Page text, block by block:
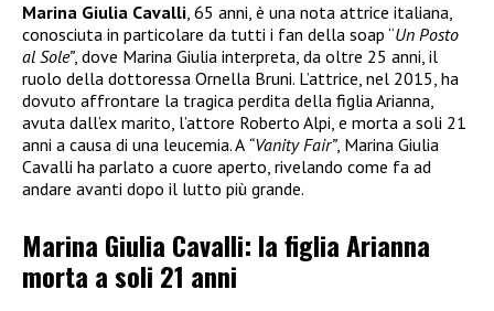
Marina Giulia Cavalli, 65 anni, è una nota attrice italiana,
conosciuta in particolare da tutti i fan della soap “Un Posto
al Sole”, dove Marina Giulia interpreta, da oltre 25 anni, il
ruolo della dottoressa Ornella Bruni. L’attrice, nel 2015, ha
dovuto affrontare la tragica perdita della figlia Arianna,
avuta dall’ex marito, l’attore Roberto Alpi, e morta a soli 21
anni a causa di una leucemia. A “Vanity Fair”, Marina Giulia
Cavalli ha parlato a cuore aperto, rivelando come fa ad
andare avanti dopo il lutto più grande.
Marina Giulia Cavalli: la figlia Arianna
morta a soli 21 anni